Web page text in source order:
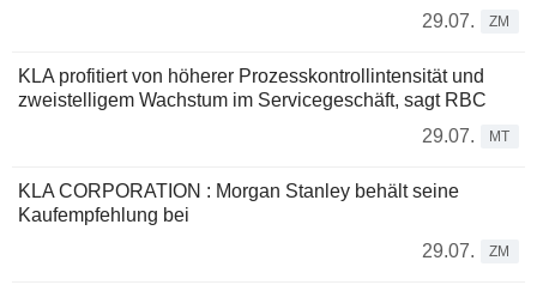
29.07.
ZM
KLA profitiert von höherer Prozesskontrollintensität und
zweistelligem Wachstum im Servicegeschäft, sagt RBC
29.07.
MT
KLA CORPORATION : Morgan Stanley behält seine
Kaufempfehlung bei
29.07.
ZM